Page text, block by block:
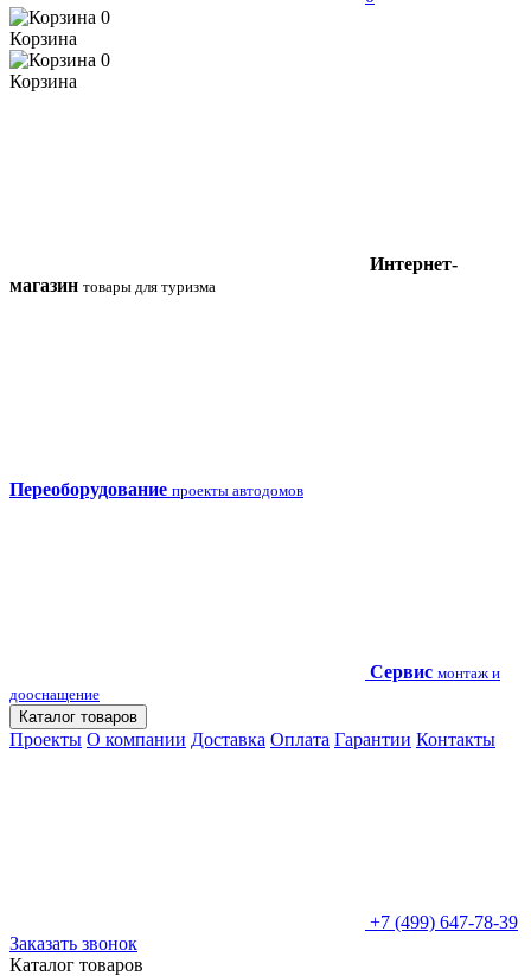
0
Корзина
0
Корзина
Интернет-
магазин товары для туризма
Переоборудование проекты автодомов
Сервис монтаж и
дооснащение
Каталог товаров
Проекты О компании Доставка Оплата Гарантии Контакты
+7 (499) 647-78-39
Заказать звонок
Каталог товаров